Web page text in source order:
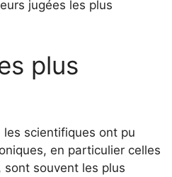
jugées les plus
plus
les scientifiques ont pu
en particulier celles
souvent les plus